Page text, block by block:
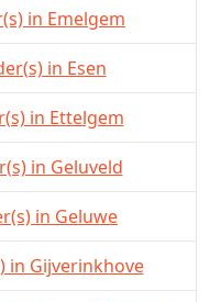
in Emelgem
in Esen
in Ettelgem
in Geluveld
in Geluwe
in Gijverinkhove